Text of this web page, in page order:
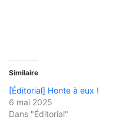
Similaire
[Éditorial] Honte à eux !
6 mai 2025
Dans "Éditorial"